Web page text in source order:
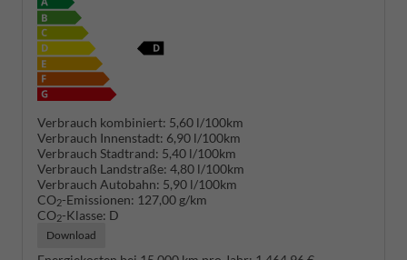
Verbrauch kombiniert: 5,60 l/100km
Verbrauch Innenstadt: 6,90 l/100km
Verbrauch Stadtrand: 5,40 l/100km
Verbrauch Landstraße: 4,80 l/100km
Verbrauch Autobahn: 5,90 l/100km
CO2-Emissionen: 127,00 g/km
CO2-Klasse: D
Download